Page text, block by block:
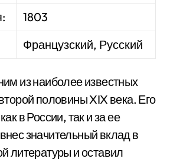
1803
Французский, Русский
из наиболее известных
половины XIX века. Его
в России, так и за ее
значительный вклад в
литературы и оставил